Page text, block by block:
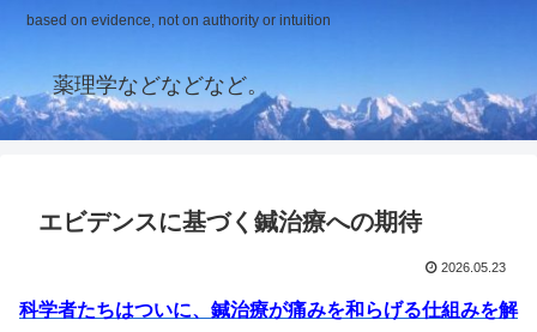
based on evidence, not on authority or intuition
薬理学などなどなど。
エビデンスに基づく鍼治療への期待
2026.05.23
科学者たちはついに、鍼治療が痛みを和らげる仕組みを解